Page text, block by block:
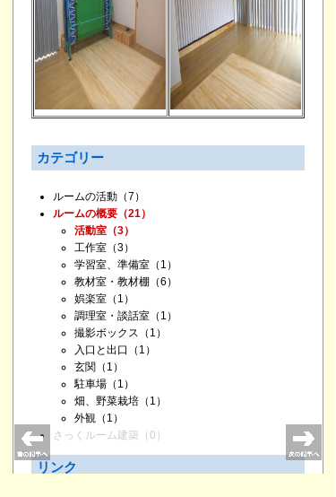
カテゴリー
ルームの活動 （7）
ルームの概要 （21）
活動室 （3）
工作室 （3）
学習室、準備室 （1）
教材室・教材棚 （6）
娯楽室 （1）
調理室・談話室 （1）
撮影ボックス （1）
入口と出口
（1）
玄関 （1）
駐車場 （1）
畑、野菜栽培 （1）
外観 （1）
さっくルーム建築 （0）
リンク